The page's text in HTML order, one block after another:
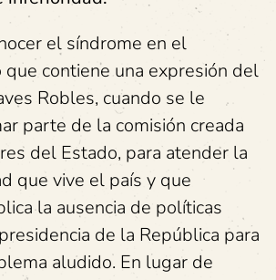
el síndrome en el
contiene una expresión del
Robles, cuando se le
parte de la comisión creada
del Estado, para atender la
que vive el país y que
la ausencia de políticas
de la República para
aludido. En lugar de